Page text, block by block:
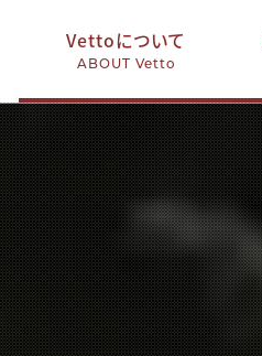
Vettoについて
ABOUT Vetto